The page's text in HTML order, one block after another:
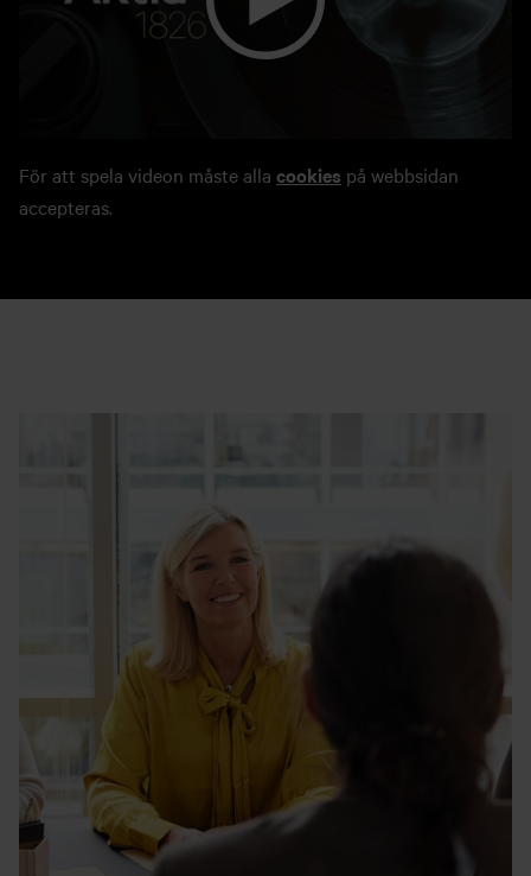
För att spela videon måste alla cookies på webbsidan
accepteras.